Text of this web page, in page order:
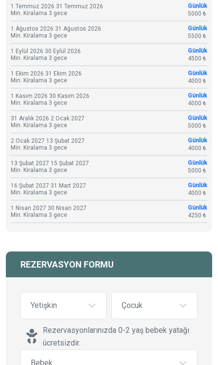
1 Temmuz 2026 31 Temmuz 2026
Min. Kiralama 3 gece
Günlük
5000 ₺
1 Ağustos 2026 31 Ağustos 2026
Min. Kiralama 3 gece
Günlük
5500 ₺
1 Eylül 2026 30 Eylül 2026
Min. Kiralama 3 gece
Günlük
4500 ₺
1 Ekim 2026 31 Ekim 2026
Min. Kiralama 3 gece
Günlük
4000 ₺
1 Kasım 2026 30 Kasım 2026
Min. Kiralama 3 gece
Günlük
4000 ₺
31 Aralık 2026 2 Ocak 2027
Min. Kiralama 3 gece
Günlük
5000 ₺
2 Ocak 2027 13 Şubat 2027
Min. Kiralama 3 gece
Günlük
4000 ₺
13 Şubat 2027 15 Şubat 2027
Min. Kiralama 3 gece
Günlük
5000 ₺
16 Şubat 2027 31 Mart 2027
Min. Kiralama 3 gece
Günlük
4000 ₺
1 Nisan 2027 30 Nisan 2027
Min. Kiralama 3 gece
Günlük
4250 ₺
REZERVASYON FORMU
Yetişkin Çocuk
Rezervasyonlarınızda 0-2 yaş bebek yatağı
ücretsizdir.
Bebek